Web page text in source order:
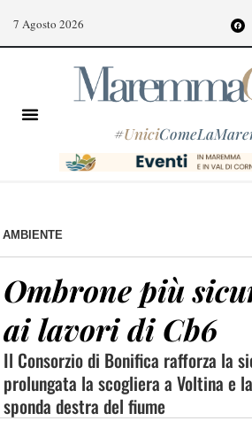
7 Agosto 2026
#Unici
AMBIENTE
Ombrone più
ai lavori di Cb6
Il Consorzio di Bonifica rafforza la
prolungata la scogliera a Voltina e
sponda destra del fiume